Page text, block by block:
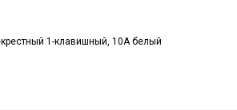
1-клавишный, 10А белый